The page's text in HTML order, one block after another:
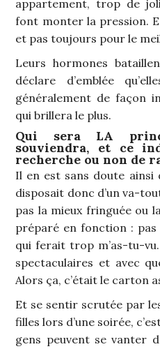
appartement, trop de
font monter la pression.
et pas toujours pour le
Leurs hormones
déclare d’emblée
généralement de façon
qui brillera le plus.
Qui sera LA
souviendra, et ce
recherche ou non de
Il en est sans doute ainsi
disposait donc d’un va-
pas la mieux fringuée ou
préparé en fonction :
qui ferait trop m’as-tu-
spectaculaires et avec
Alors ça, c’était le carton
Et se sentir scrutée par
filles lors d’une soirée,
gens peuvent se vanter